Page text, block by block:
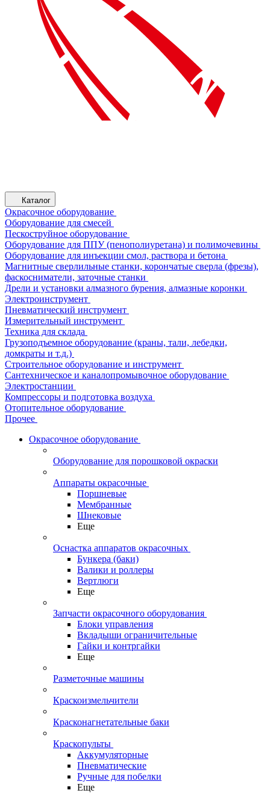
Каталог
Окрасочное оборудование
Оборудование для смесей
Пескоструйное оборудование
Оборудование для ППУ (пенополиуретана) и полимочевины
Оборудование для инъекции смол, раствора и бетона
Магнитные сверлильные станки, корончатые сверла (фрезы),
фаскосниматели, заточные станки
Дрели и установки алмазного бурения, алмазные коронки
Электроинструмент
Пневматический инструмент
Измерительный инструмент
Техника для склада
Грузоподъемное оборудование (краны, тали, лебедки,
домкраты и т.д.)
Строительное оборудование и инструмент
Сантехническое и каналопромывочное оборудование
Электростанции
Компрессоры и подготовка воздуха
Отопительное оборудование
Прочее
Окрасочное оборудование
Оборудование для порошковой окраски
Аппараты окрасочные
Поршневые
Мембранные
Шнековые
Еще
Оснастка аппаратов окрасочных
Бункера (баки)
Валики и роллеры
Вертлюги
Еще
Запчасти окрасочного оборудования
Блоки управления
Вкладыши ограничительные
Гайки и контргайки
Еще
Разметочные машины
Краскоизмельчители
Красконагнетательные баки
Краскопульты
Аккумуляторные
Пневматические
Ручные для побелки
Еще